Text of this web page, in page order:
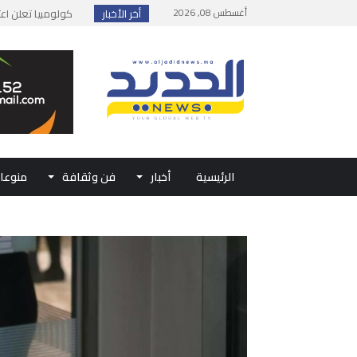
أغسطس 08, 2026 أخر الأخبار
يوسف التازي
وزارة
بلاغ من
الرئيسية أخبار فن وثقافة